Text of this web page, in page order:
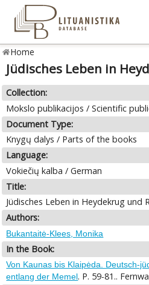
Home
Jüdisches Leben in
Collection:
Mokslo publikacijos / Scientific
Document Type:
Knygų dalys / Parts of the books
Language:
Vokiečių kalba / German
Title:
Jüdisches Leben in Heydekrug und
Authors:
Bukantaitė-Klees, Monika
In the Book:
Von Kaunas bis Klaipėda. Deutsch-
entlang der Memel. P. 59-81..